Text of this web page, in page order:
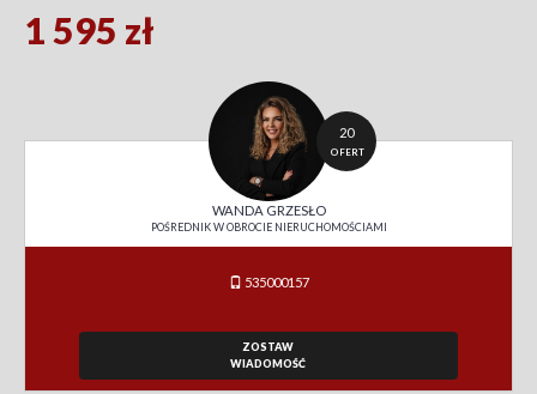
1 595 zł
20
OFERT
WANDA GRZESŁO
POŚREDNIK W OBROCIE NIERUCHOMOŚCIAMI
535000157
ZOSTAW
WIADOMOŚĆ